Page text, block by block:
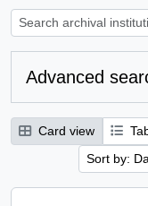
Advanced
Card view
Sort by: